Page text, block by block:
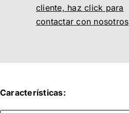
cliente, haz click para
contactar con nosotros
Características: